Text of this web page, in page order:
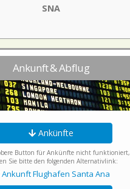
SNA
Ankunft & Abflug
Ankünfte
Button für Ankünfte nicht funktioniert,
Sie bitte den folgenden Alternativlink:
Ankunft Flughafen Santa Ana